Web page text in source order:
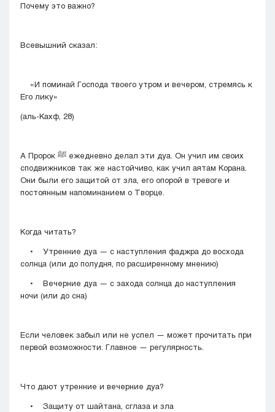
Почему это важно?
Всевышний сказал:
«И поминай Господа твоего утром и вечером, стремясь к
Его лику»
(аль-Кахф, 28)
А Пророк ﷺ ежедневно делал эти дуа. Он учил им своих
сподвижников так же настойчиво, как учил аятам Корана.
Они были его защитой от зла, его опорой в тревоге и
постоянным напоминанием о Творце.
Когда читать?
• Утренние дуа — с наступления фаджра до восхода
солнца (или до полудня, по расширенному мнению)
• Вечерние дуа — с захода солнца до наступления
ночи (или до сна)
Если человек забыл или не успел — может прочитать при
первой возможности. Главное — регулярность.
Что дают утренние и вечерние дуа?
• Защиту от шайтана, сглаза и зла